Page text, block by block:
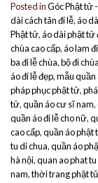
Posted inGóc Phật tử
dài cách tân đi lễ,áo
Phật tử,áo dài phật tử
chùa cao cấp,áo lam
ba đi lễ chùa,bộ đi
áo đi lễ đẹp,mẫu quần
pháp phục phật tử,
tử,quần áo cư sĩ nam,
quần áo đi lễ cho nữ,
cao cấp,quần áo phật
tu di chua,quần áo
hà nội,quan ao phat tu
nam,thời trang phật